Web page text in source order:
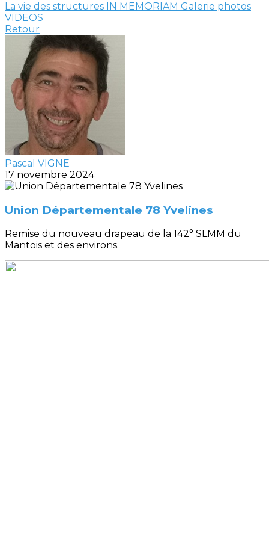
La vie des structures IN MEMORIAM Galerie photos
VIDEOS
Retour
Pascal VIGNE
17 novembre 2024
Union Départementale 78 Yvelines
Remise du nouveau drapeau de la 142° SLMM du
Mantois et des environs.